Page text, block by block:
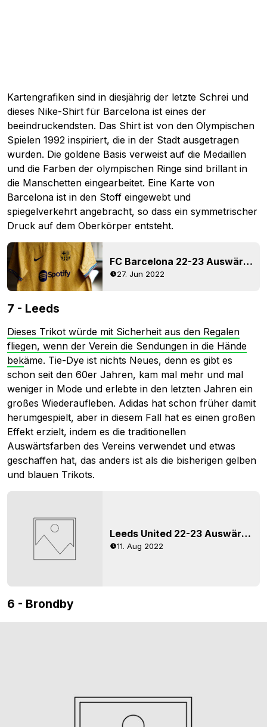
Kartengrafiken sind in diesjährig der letzte Schrei und
dieses Nike-Shirt für Barcelona ist eines der
beeindruckendsten. Das Shirt ist von den Olympischen
Spielen 1992 inspiriert, die in der Stadt ausgetragen
wurden. Die goldene Basis verweist auf die Medaillen
und die Farben der olympischen Ringe sind brillant in
die Manschetten eingearbeitet. Eine Karte von
Barcelona ist in den Stoff eingewebt und
spiegelverkehrt angebracht, so dass ein symmetrischer
Druck auf dem Oberkörper entsteht.
FC Barcelona 22-23 Auswärtstrikot veröffentlicht
27. Jun 2022
7 - Leeds
Dieses Trikot würde mit Sicherheit aus den Regalen
fliegen, wenn der Verein die Sendungen in die Hände
bekäme. Tie-Dye ist nichts Neues, denn es gibt es
schon seit den 60er Jahren, kam mal mehr und mal
weniger in Mode und erlebte in den letzten Jahren ein
großes Wiederaufleben. Adidas hat schon früher damit
herumgespielt, aber in diesem Fall hat es einen großen
Effekt erzielt, indem es die traditionellen
Auswärtsfarben des Vereins verwendet und etwas
geschaffen hat, das anders ist als die bisherigen gelben
und blauen Trikots.
Leeds United 22-23 Auswärtstrikot veröffentlicht
11. Aug 2022
6 - Brondby